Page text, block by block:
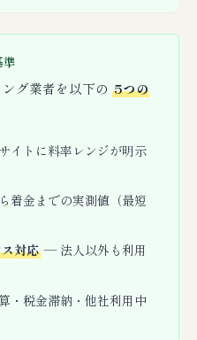
準
ング業者を以下の5つの
トに料率レンジが明示
金までの実測値（最短
対応— 法人以外も利用
税金滞納・他社利用中